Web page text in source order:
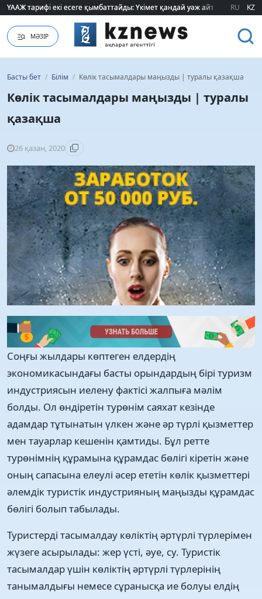
ҮААЖ тарифі екі есеге қымбаттайды: Үкімет қандай уәж айтады?
ҮААЖ тарифі екі есеге қымбаттайды: Үкімет қандай уәж айтады? RU KZ
МӘЗІР
Басты бет / Білім / Көлік тасымалдары маңызды | туралы қазақша
Көлік тасымалдары маңызды | туралы
қазақша
26 қазан, 2020
Соңғы жылдары көптеген елдердің
экономикасындағы басты орындардың бірі туризм
индустриясын иелену фактісі жалпыға мәлім
болды. Ол өндіретін турөнім саяхат кезінде
адамдар тұтынатын үлкен және әр түрлі қызметтер
мен тауарлар кешенін қамтиды. Бұл ретте
турөнімнің құрамына құрамдас бөлігі кіретін және
оның сапасына елеулі әсер ететін көлік қызметтері
әлемдік туристік индустрияның маңызды құрамдас
бөлігі болып табылады.
Туристерді тасымалдау көліктің әртүрлі түрлерімен
жүзеге асырылады: жер үсті, әуе, су. Туристік
тасымалдар үшін көліктің әртүрлі түрлерінің
танымалдығы немесе сұранысқа ие болуы елдің